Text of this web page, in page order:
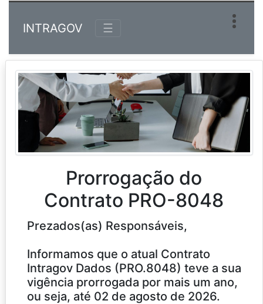
INTRAGOV ☰
Prorrogação do
Contrato PRO-8048
Prezados(as) Responsáveis,
Informamos que o atual Contrato
Intragov Dados (PRO.8048) teve a sua
vigência prorrogada por mais um ano,
ou seja, até 02 de agosto de 2026.